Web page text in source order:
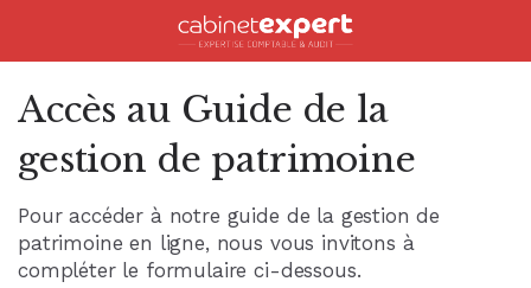
Accueil
Accès au Guide de la
gestion de patrimoine
Pour accéder à notre guide de la gestion de
patrimoine en ligne, nous vous invitons à
compléter le formulaire ci-dessous.